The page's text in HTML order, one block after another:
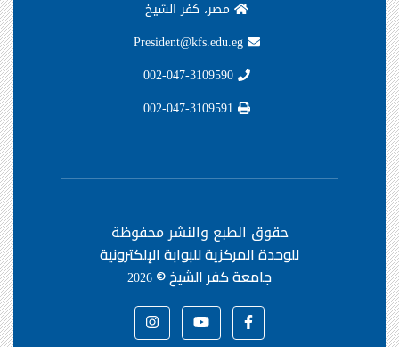
مصر، كفر الشيخ
حقوق الطبع والنشر محفوظة
للوحدة المركزية للبوابة الإلكترونية
جامعة كفر الشيخ ©2026